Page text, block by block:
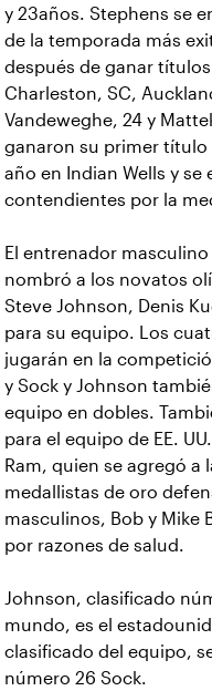
y 23años. Stephens se
de la temporada más
después de ganar títulos
Charleston, SC,
Vandeweghe, 24 y
ganaron su primer título
año en Indian Wells y se
contendientes por la
El entrenador masculino
nombró a los novatos
Steve Johnson, Denis
para su equipo. Los
jugarán en la
y Sock y Johnson
equipo en dobles.
para el equipo de EE.
Ram, quien se agregó a
medallistas de oro
masculinos, Bob y Mike
por razones de salud.
Johnson, clasificado
mundo, es el
clasificado del equipo,
número 26 Sock.